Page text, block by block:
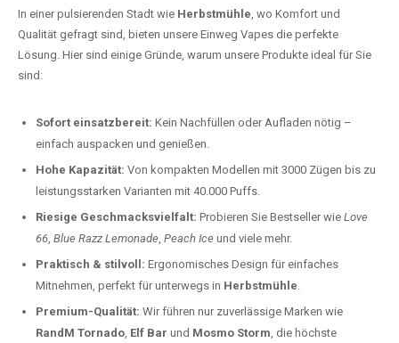
In einer pulsierenden Stadt wie Herbstmühle, wo Komfort und
Qualität gefragt sind, bieten unsere Einweg Vapes die perfekte
Lösung. Hier sind einige Gründe, warum unsere Produkte ideal für Sie
sind:
Sofort einsatzbereit: Kein Nachfüllen oder Aufladen nötig –
einfach auspacken und genießen.
Hohe Kapazität: Von kompakten Modellen mit 3000 Zügen bis zu
leistungsstarken Varianten mit 40.000 Puffs.
Riesige Geschmacksvielfalt: Probieren Sie Bestseller wie Love
66, Blue Razz Lemonade, Peach Ice und viele mehr.
Praktisch & stilvoll: Ergonomisches Design für einfaches
Mitnehmen, perfekt für unterwegs in Herbstmühle.
Premium-Qualität: Wir führen nur zuverlässige Marken wie
RandM Tornado, Elf Bar und Mosmo Storm, die höchste